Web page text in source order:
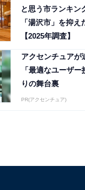
と思う市ランキン
「湯沢市」を抑え
【2025年調査】
アクセンチュアが
「最適なユーザー
りの舞台裏
PR(アクセンチュア)